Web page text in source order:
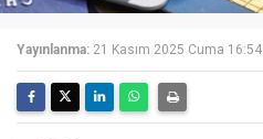
Yayınlanma: 21 Kasım 2025 Cuma 16:54